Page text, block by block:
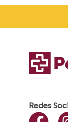
Redes